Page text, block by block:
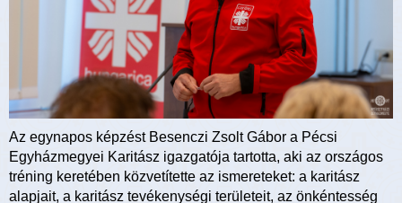
Az egynapos képzést Besenczi Zsolt Gábor a Pécsi
Egyházmegyei Karitász igazgatója tartotta, aki az országos
tréning keretében közvetítette az ismereteket: a karitász
alapjait, a karitász tevékenységi területeit, az önkéntesség